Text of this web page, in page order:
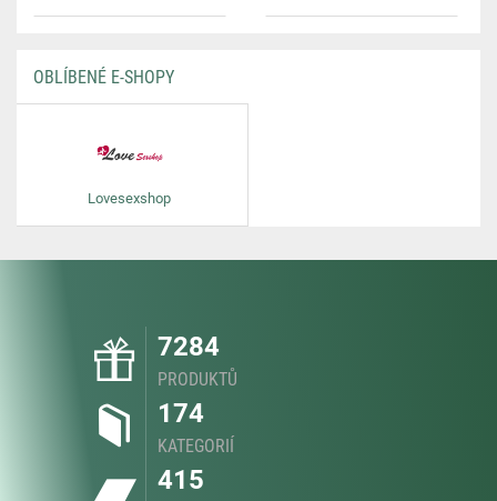
OBLÍBENÉ E-SHOPY
Lovesexshop
7284
PRODUKTŮ
174
KATEGORIÍ
415